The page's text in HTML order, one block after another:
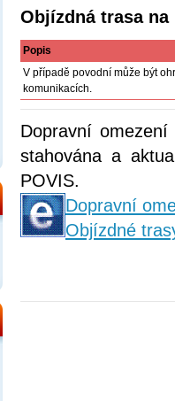
Objízdná trasa
Popis
V případě povodní může být
komunikacích.
Dopravní
stahována a
POVIS.
Dopravní
Objízdné